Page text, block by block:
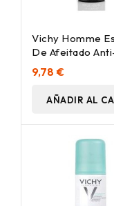
Vichy Homme
De Afeitado
Irritaciones
9,78 €
AÑADIR AL